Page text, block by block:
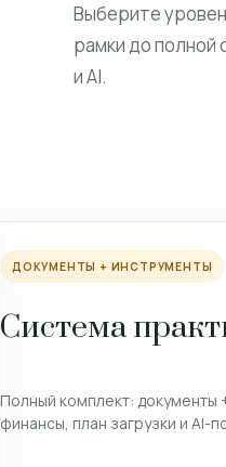
Выберите
рамки до полной
и AI.
ДОКУМЕНТЫ + ИНСТРУМЕНТЫ
Система
Полный комплект: документы
финансы, план загрузки и AI-